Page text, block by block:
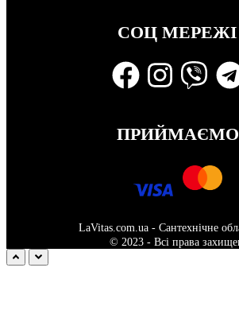
СОЦ МЕРЕЖІ
ПРИЙМАЄМО
LaVitas.com.ua - Сантехнічне
© 2023 - Всі права